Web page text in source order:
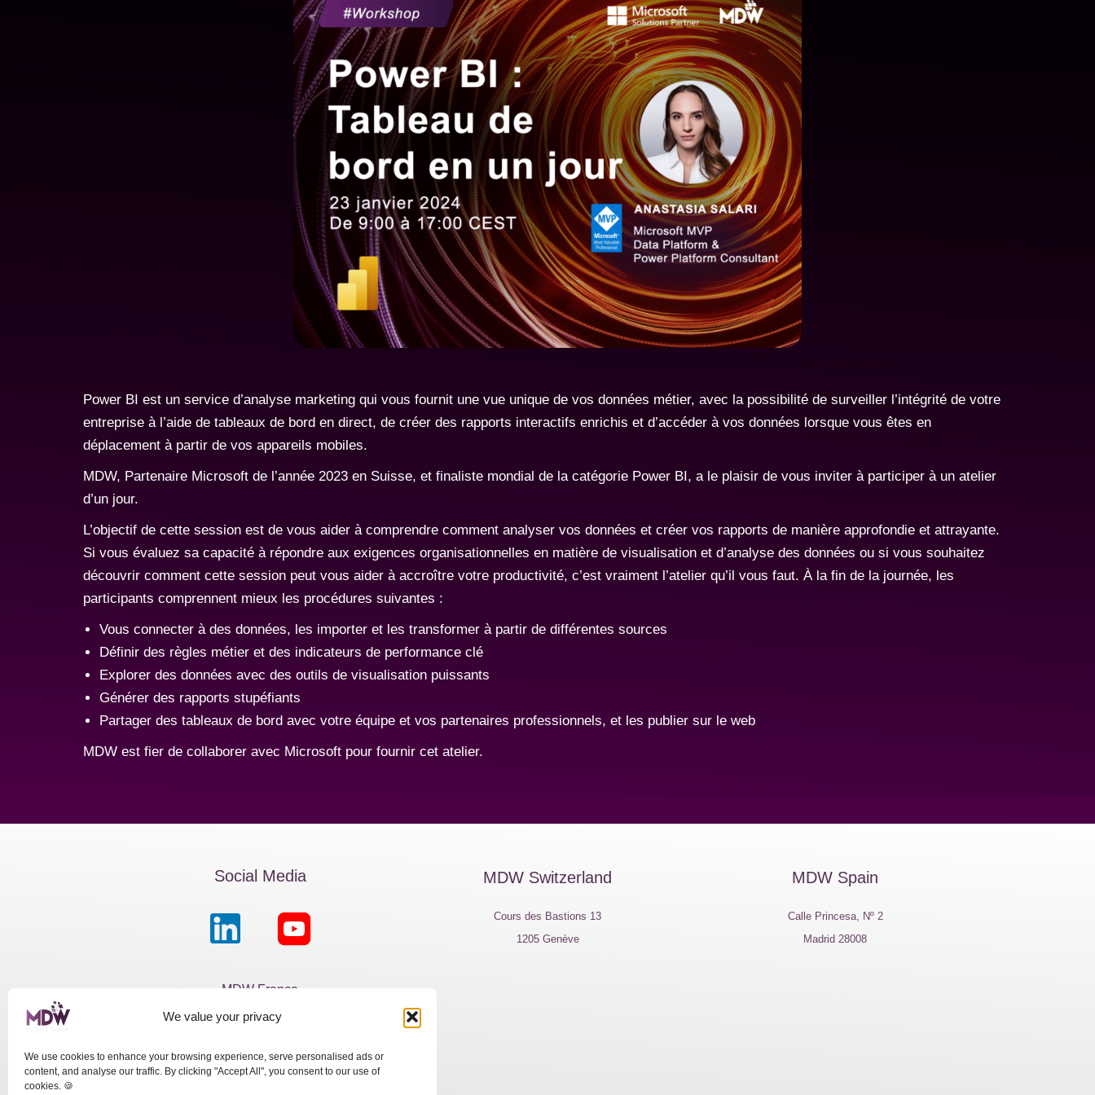
We value your privacy
We use cookies to enhance your browsing experience, serve personalised ads or
content, and analyse our traffic. By clicking "Accept All", you consent to our use of
cookies. 🍪
Power BI est un service d’analyse marketing qui vous fournit une vue unique de vos données métier, avec la possibilité de surveiller l’intégrité de votre
entreprise à l’aide de tableaux de bord en direct, de créer des rapports interactifs enrichis et d’accéder à vos données lorsque vous êtes en
déplacement à partir de vos appareils mobiles.
MDW, Partenaire Microsoft de l’année 2023 en Suisse, et finaliste mondial de la catégorie Power BI, a le plaisir de vous inviter à participer à un atelier
d’un jour.
L’objectif de cette session est de vous aider à comprendre comment analyser vos données et créer vos rapports de manière approfondie et attrayante.
Si vous évaluez sa capacité à répondre aux exigences organisationnelles en matière de visualisation et d’analyse des données ou si vous souhaitez
découvrir comment cette session peut vous aider à accroître votre productivité, c’est vraiment l’atelier qu’il vous faut. À la fin de la journée, les
participants comprennent mieux les procédures suivantes :
Vous connecter à des données, les importer et les transformer à partir de différentes sources
Définir des règles métier et des indicateurs de performance clé
Explorer des données avec des outils de visualisation puissants
Générer des rapports stupéfiants
Partager des tableaux de bord avec votre équipe et vos partenaires professionnels, et les publier sur le web
MDW est fier de collaborer avec Microsoft pour fournir cet atelier.
Social Media
MDW France
Paris 75012
MDW Switzerland
Cours des Bastions 13
1205 Genève
MDW Spain
Calle Princesa, Nº 2
Madrid 28008